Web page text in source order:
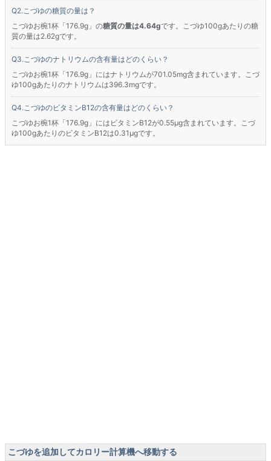
こづゆの糖質の量は？
こづゆお椀1杯「176.9g」の糖質の量は4.64gです。こづゆ100gあたりの糖
質の量は2.62gです。
こづゆのナトリウムの含有量はどのくらい？
こづゆお椀1杯「176.9g」にはナトリウムが701.05mg含まれています。こづ
ゆ100gあたりのナトリウムは396.3mgです。
こづゆのビタミンB12の含有量はどのくらい？
こづゆお椀1杯「176.9g」にはビタミンB12が0.55μg含まれています。こづ
ゆ100gあたりのビタミンB12は0.31μgです。
こづゆを追加してカロリー計算機へ移動する